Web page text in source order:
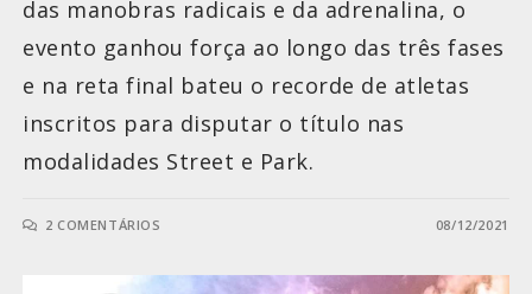
das manobras radicais e da adrenalina, o
evento ganhou força ao longo das três fases
e na reta final bateu o recorde de atletas
inscritos para disputar o título nas
modalidades Street e Park.
2 COMENTÁRIOS 08/12/2021